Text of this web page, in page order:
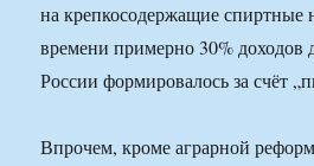
на крепкосодержащие спиртные
времени примерно 30%
России формировалось за счёт
Впрочем, кроме аграрной